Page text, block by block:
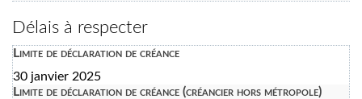
Délais à respecter
Limite de déclaration de créance
30 janvier 2025
Limite de déclaration de créance (créancier hors métropole)